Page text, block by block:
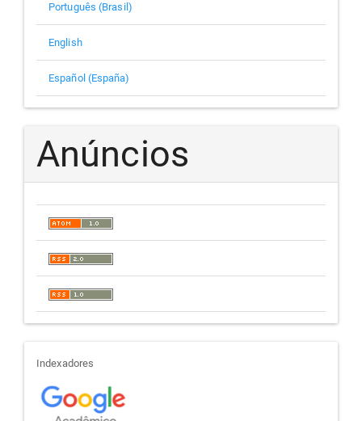
Português (Brasil)
English
Español (España)
Anúncios
indexadores
Indexadores